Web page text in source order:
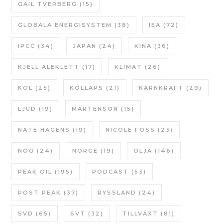
GAIL TVERBERG (15)
GLOBALA ENERGISYSTEM (38) IEA (72)
IPCC (34) JAPAN (24) KINA (36)
KJELL ALEKLETT (17) KLIMAT (26)
KOL (25) KOLLAPS (21) KÄRNKRAFT (29)
LJUD (19) MARTENSON (15)
NATE HAGENS (19) NICOLE FOSS (23)
NOG (24) NORGE (19) OLJA (146)
PEAK OIL (195) PODCAST (53)
POST PEAK (37) RYSSLAND (24)
SVD (65) SVT (32) TILLVÄXT (81)